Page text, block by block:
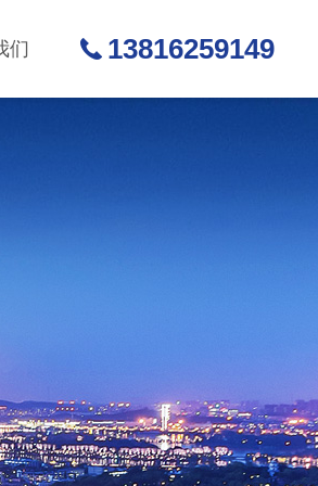
们 13816259149